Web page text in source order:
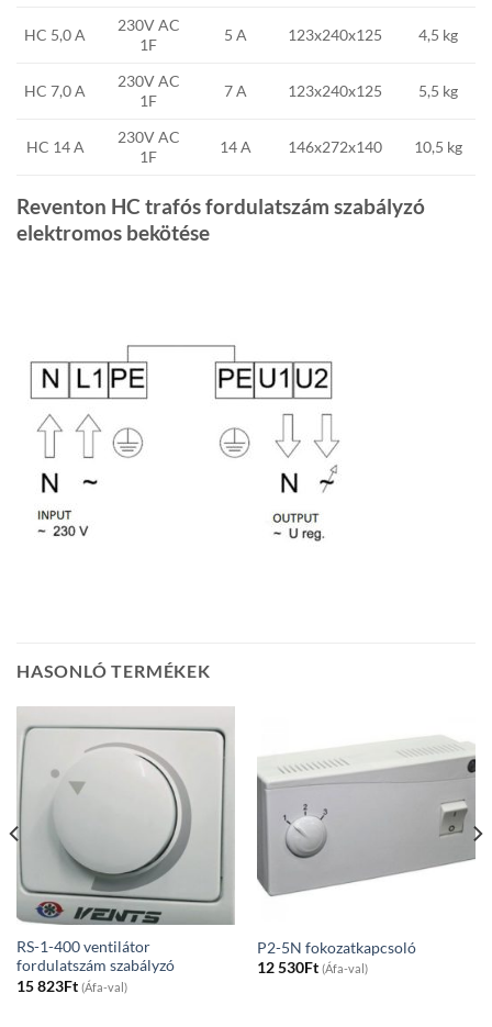
HC 5,0 A
230V AC
1F
5 A 123x240x125 4,5 kg
HC 7,0 A
230V AC
1F
7 A 123x240x125 5,5 kg
HC 14 A
230V AC
1F
14 A 146x272x140 10,5 kg
Reventon HC trafós fordulatszám szabályzó
elektromos bekötése
HASONLÓ TERMÉKEK
RS-1-400 ventilátor
fordulatszám szabályzó
15 823Ft (Áfa-val)
P2-5N fokozatkapcsoló
12 530Ft (Áfa-val)